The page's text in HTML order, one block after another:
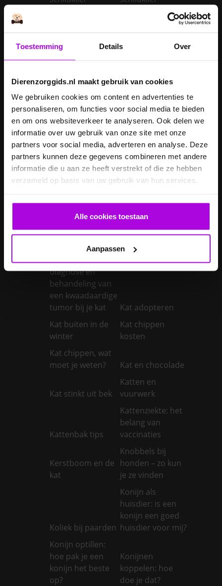
Toestemming Details Over
Dierenzorggids.nl maakt gebruik van cookies
We gebruiken cookies om content en advertenties te
personaliseren, om functies voor social media te bieden
en om ons websiteverkeer te analyseren. Ook delen we
informatie over uw gebruik van onze site met onze
partners voor social media, adverteren en analyse. Deze
partners kunnen deze gegevens combineren met andere
informatie die u aan ze heeft verstrekt of die ze hebben
verzameld op basis van uw gebruik van hun services.
Alle cookies toestaan
Aanpassen
Is een kerstboom
Je hond wordt
geopereerd – wat
kan je
verwachten?
Je kat naar een
pension brengen
Je kat wordt
geopereerd – wat
kan je
verwachten?
Je kater laten
castreren
castreren
steriliseren
Je konijnen
vaccineren
Kanker bij honden
Kanker bij katten:
symptomen,
diagnose en
behandeling van
een kwaadaardige
tumor bij je kat
Kat adopteren
Kat buiten in de
winter
Kat chippen
kosten
Kat chippen, wat
moet je weten?
Kat en chocolade
Kat stinkt uit bek
Katten en
vuurwerk
Kattenbak tips
Kattenziekte: het
belang van
vaccinaties
Kerstboom en de
kat
Knobbels bij
honden – zo kun
je ze vinden
Koliek bij paarden
Konijn als
huisdier: is een
konijn een goed
huisdier voor mij?
Konijn optillen:
hoe pak je een
konijn het beste
op?
Konijnen
koppelen: hoe
doe je dat?